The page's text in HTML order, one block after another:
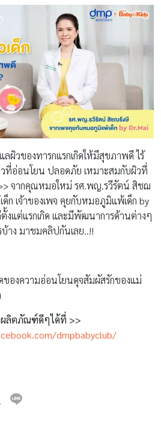
ลผิวของทารกแรกเกิดให้มีสุขภาพดี ไร้
ที่อ่อนโยน ปลอดภัย เหมาะสมกับผิวที่
จากคุณหมอใหม่ รศ.พญ.รวีรัตน์ สิชฌ
ก เจ้าของเพจ คุยกับหมอภูมิแพ้เด็ก by
งแต่แรกเกิด และมีพัฒนาการด้านต่างๆ
าง มาชมคลิปกันเลย..!!
องความอ่อนโยนดุจสัมผัสรักของแม่
ลิตภัณฑ์ดีๆได้ที่ >>
dmpbabyclub/